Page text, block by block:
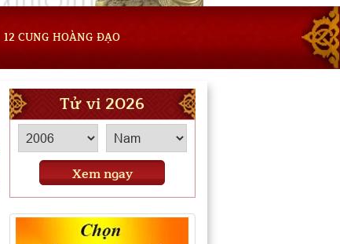
12 CUNG HOÀNG ĐẠO
Tử vi 2026
Xem ngay